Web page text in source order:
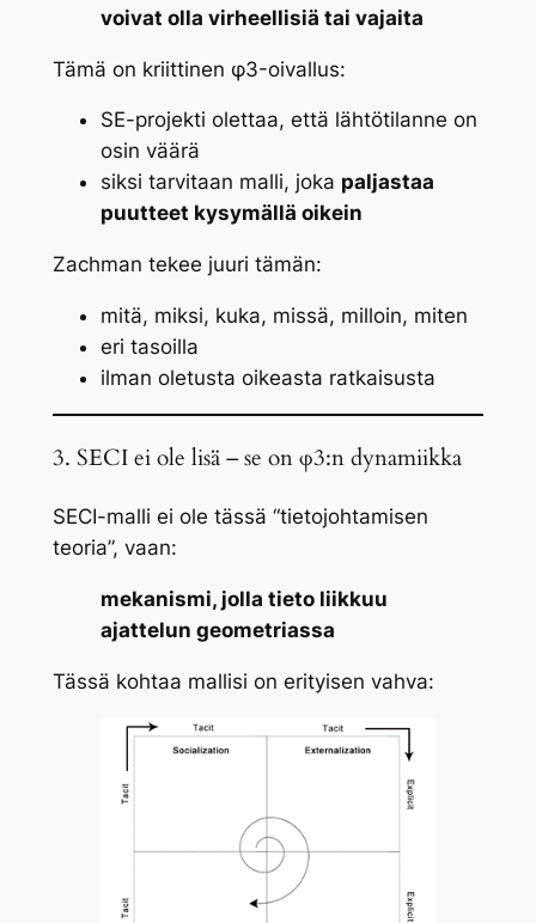
voivat olla virheellisiä tai vajaita
Tämä on kriittinen φ3-oivallus:
SE-projekti olettaa, että lähtötilanne on
osin väärä
siksi tarvitaan malli, joka paljastaa
puutteet kysymällä oikein
Zachman tekee juuri tämän:
mitä, miksi, kuka, missä, milloin, miten
eri tasoilla
ilman oletusta oikeasta ratkaisusta
3. SECI ei ole lisä – se on φ3:n dynamiikka
SECI-malli ei ole tässä “tietojohtamisen
teoria”, vaan:
mekanismi, jolla tieto liikkuu
ajattelun geometriassa
Tässä kohtaa mallisi on erityisen vahva: